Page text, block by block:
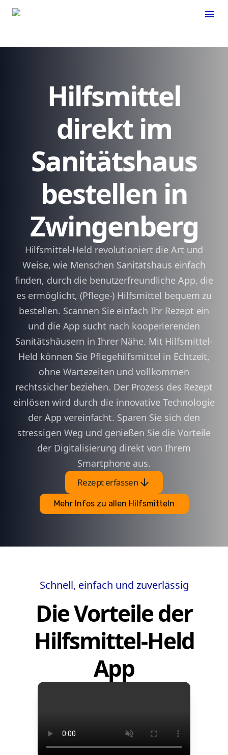
menu
Hilfsmittel
direkt im
Sanitätshaus
bestellen in
Zwingenberg
Hilfsmittel-Held revolutioniert die Art und
Weise, wie Menschen Sanitätshaus einfach
finden, durch die benutzerfreundliche App, die
es ermöglicht, (Pflege-) Hilfsmittel bequem zu
bestellen. Scannen Sie einfach Ihr Rezept ein
und die App sucht nach kooperierenden
Sanitätshäusern in Ihrer Nähe. Mit Hilfsmittel-
Held können Sie Pflegehilfsmittel in Echtzeit,
ohne Wartezeiten und vollkommen
rechtssicher beziehen. Der Prozess des Rezept
einlösen wird durch die innovative Technologie
der App vereinfacht. Sparen Sie sich den
stressigen Weg und genießen Sie die Vorteile
der Digitalisierung direkt von Ihrem
Smartphone aus.
Rezept erfassenarrow_downward
Mehr Infos zu allen Hilfsmitteln
Schnell, einfach und zuverlässig
Die Vorteile der
Hilfsmittel-Held
App